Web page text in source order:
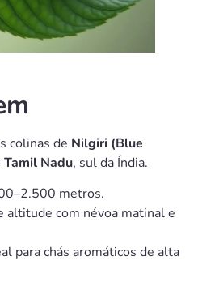
colinas de Nilgiri (Blue
Tamil Nadu, sul da Índia.
metros.
altitude com névoa matinal e
para chás aromáticos de alta